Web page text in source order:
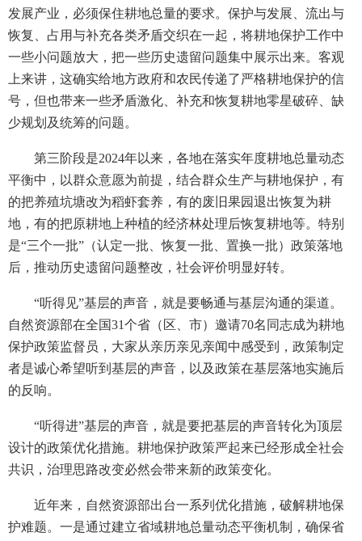
发展产业，必须保住耕地总量的要求。保护与发展、流出与
恢复、占用与补充各类矛盾交织在一起，将耕地保护工作中
一些小问题放大，把一些历史遗留问题集中展示出来。客观
上来讲，这确实给地方政府和农民传递了严格耕地保护的信
号，但也带来一些矛盾激化、补充和恢复耕地零星破碎、缺
少规划及统筹的问题。
第三阶段是2024年以来，各地在落实年度耕地总量动态
平衡中，以群众意愿为前提，结合群众生产与耕地保护，有
的把养殖坑塘改为稻虾套养，有的废旧果园退出恢复为耕
地，有的把原耕地上种植的经济林处理后恢复耕地等。特别
是“三个一批”（认定一批、恢复一批、置换一批）政策落地
后，推动历史遗留问题整改，社会评价明显好转。
“听得见”基层的声音，就是要畅通与基层沟通的渠道。
自然资源部在全国31个省（区、市）邀请70名同志成为耕地
保护政策监督员，大家从亲历亲见亲闻中感受到，政策制定
者是诚心希望听到基层的声音，以及政策在基层落地实施后
的反响。
“听得进”基层的声音，就是要把基层的声音转化为顶层
设计的政策优化措施。耕地保护政策严起来已经形成全社会
共识，治理思路改变必然会带来新的政策变化。
近年来，自然资源部出台一系列优化措施，破解耕地保
护难题。一是通过建立省域耕地总量动态平衡机制，确保省